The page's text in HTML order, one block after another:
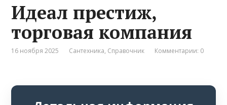
Идеал престиж,
торговая компания
16 ноября 2025 Сантехника, Справочник Комментарии: 0